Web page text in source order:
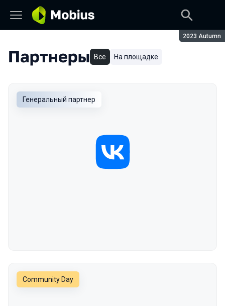
Сезон:
2023 Autumn
Партнеры Все На площадке
Генеральный партнер
Community Day